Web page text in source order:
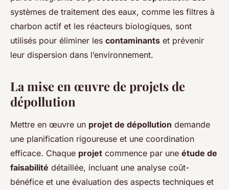
systèmes de traitement des eaux, comme les filtres à
charbon actif et les réacteurs biologiques, sont
utilisés pour éliminer les contaminants et prévenir
leur dispersion dans l’environnement.
La mise en œuvre de projets de
dépollution
Mettre en œuvre un projet de dépollution demande
une planification rigoureuse et une coordination
efficace. Chaque projet commence par une étude de
faisabilité détaillée, incluant une analyse coût-
bénéfice et une évaluation des aspects techniques et